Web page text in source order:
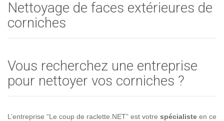
Nettoyage de faces extérieures de
corniches
Vous recherchez une entreprise
pour nettoyer vos corniches ?
L’entreprise “Le coup de raclette.NET” est votre spécialiste en ce